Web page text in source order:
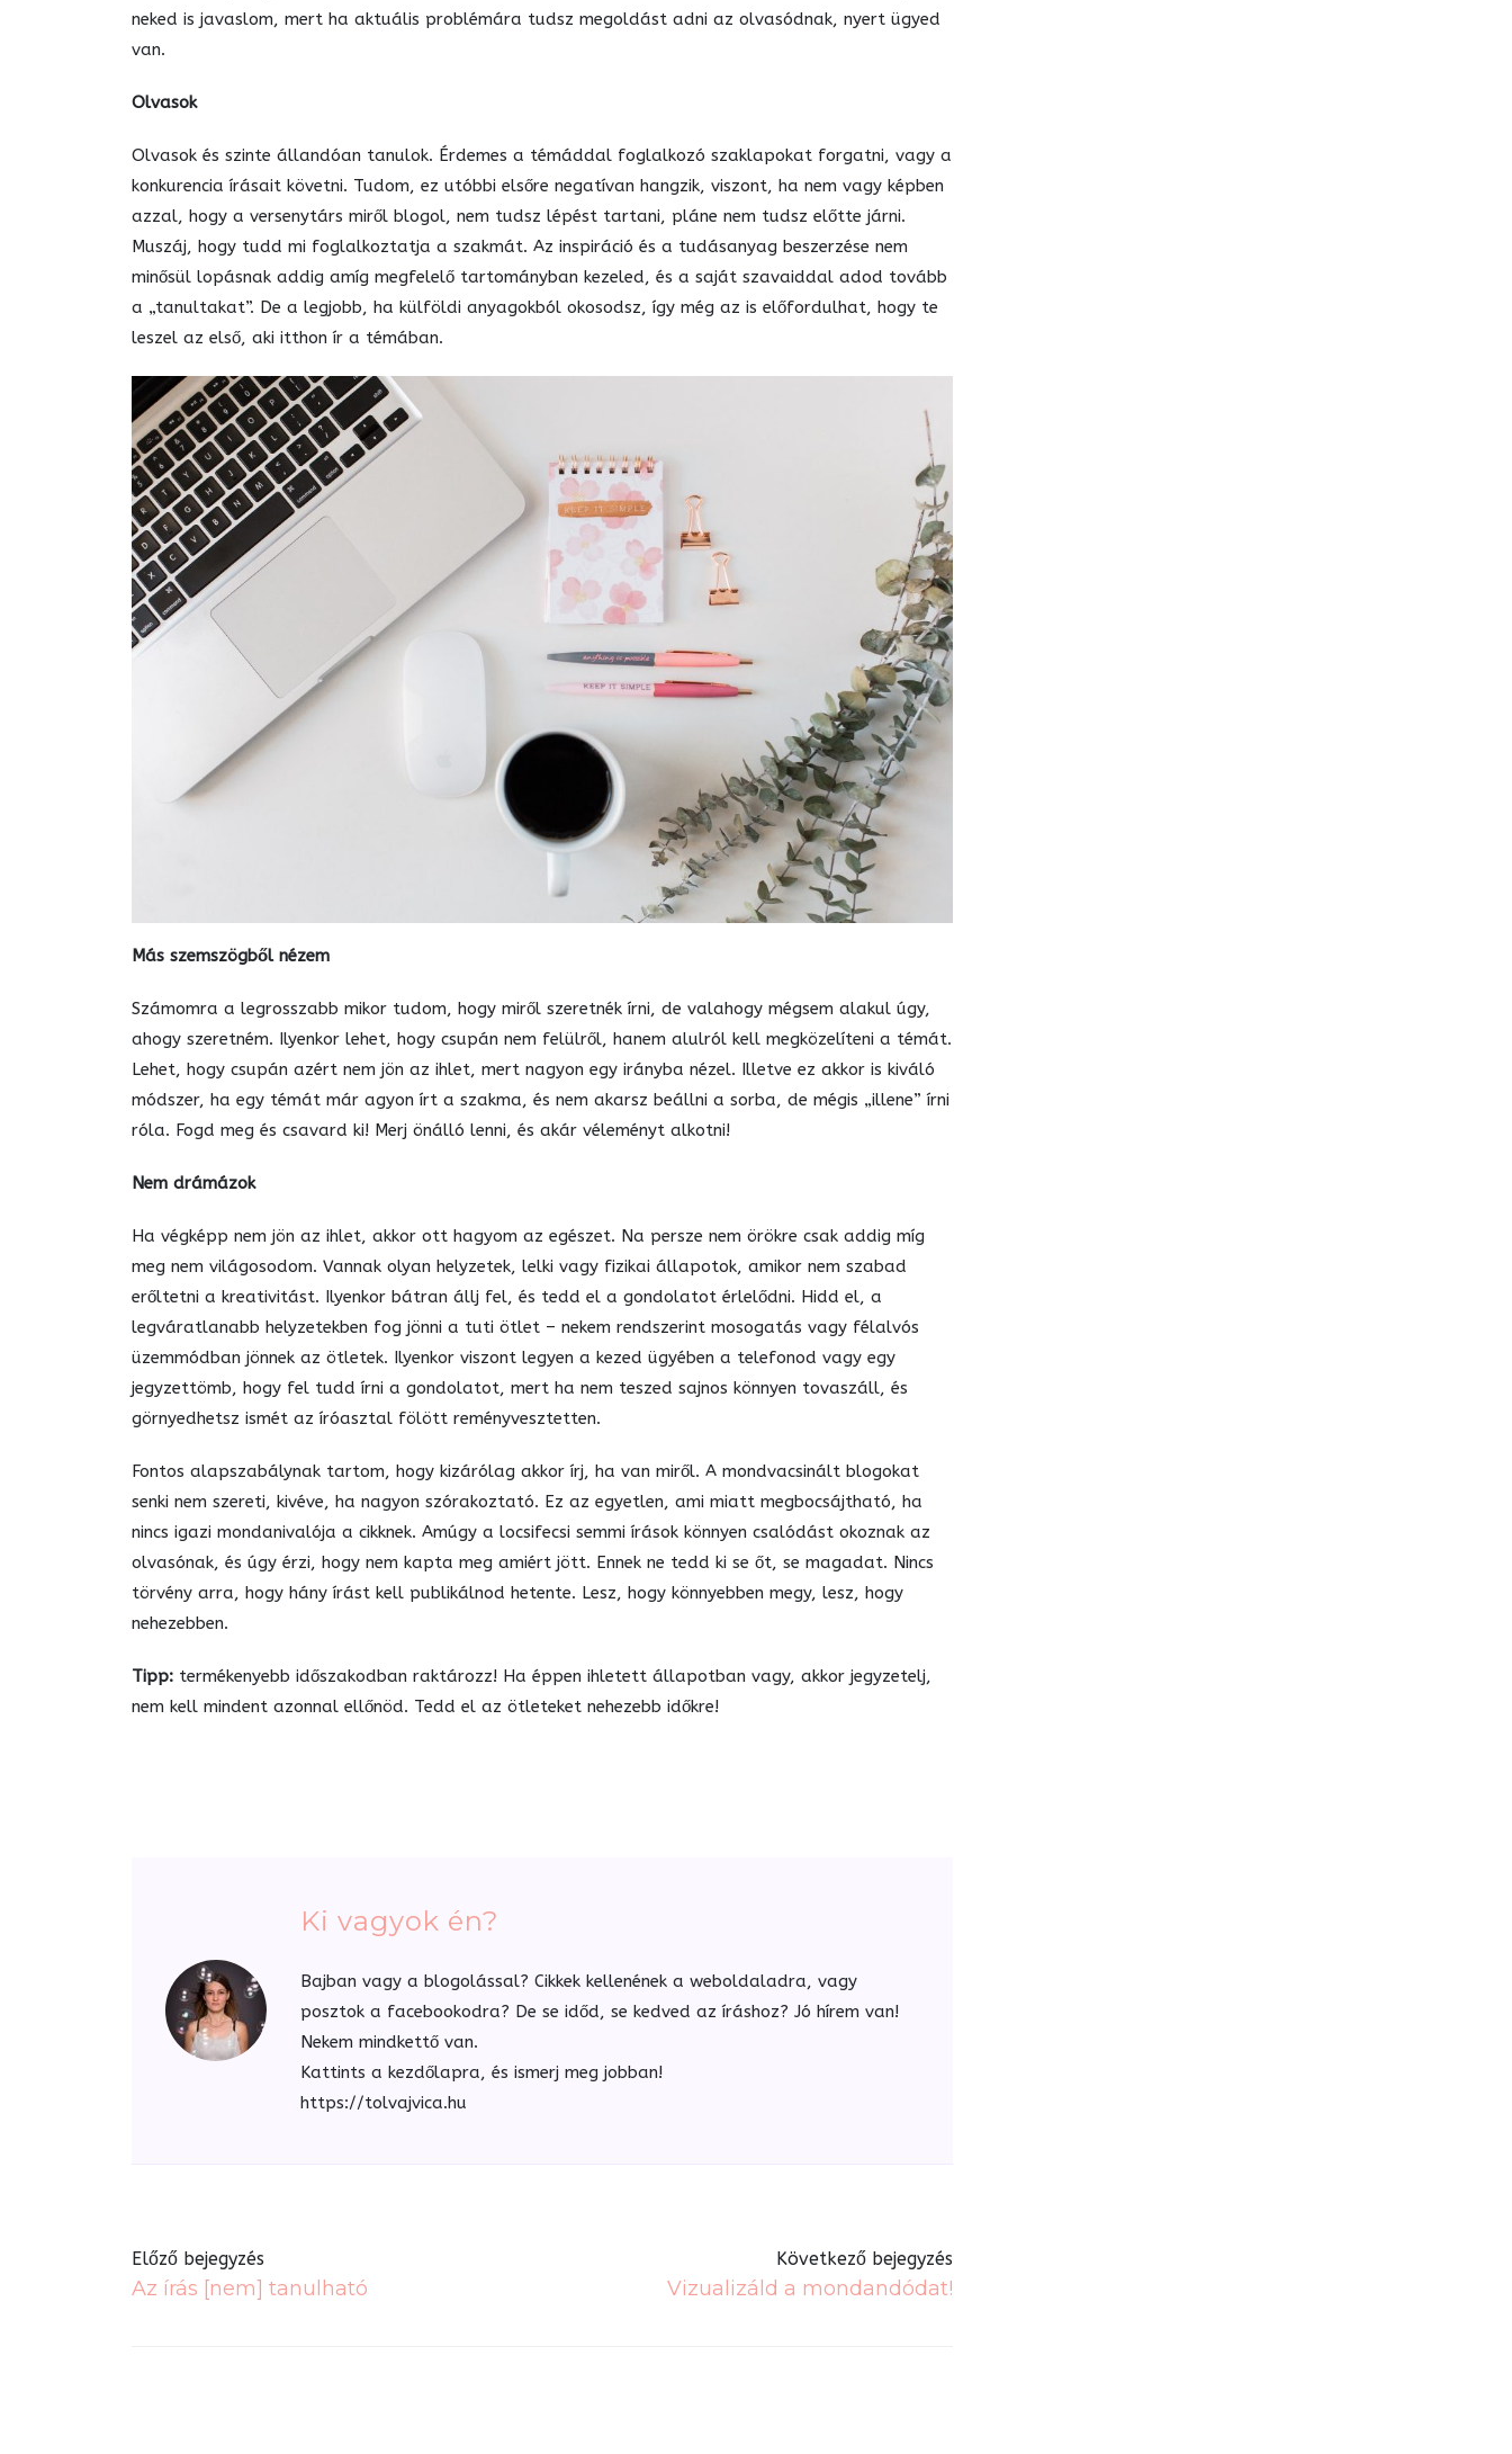
neked is javaslom, mert ha aktuális problémára tudsz megoldást adni az olvasódnak, nyert ügyed
van.
Olvasok
Olvasok és szinte állandóan tanulok. Érdemes a témáddal foglalkozó szaklapokat forgatni, vagy a
konkurencia írásait követni. Tudom, ez utóbbi elsőre negatívan hangzik, viszont, ha nem vagy képben
azzal, hogy a versenytárs miről blogol, nem tudsz lépést tartani, pláne nem tudsz előtte járni.
Muszáj, hogy tudd mi foglalkoztatja a szakmát. Az inspiráció és a tudásanyag beszerzése nem
minősül lopásnak addig amíg megfelelő tartományban kezeled, és a saját szavaiddal adod tovább
a „tanultakat”. De a legjobb, ha külföldi anyagokból okosodsz, így még az is előfordulhat, hogy te
leszel az első, aki itthon ír a témában.
Más szemszögből nézem
Számomra a legrosszabb mikor tudom, hogy miről szeretnék írni, de valahogy mégsem alakul úgy,
ahogy szeretném. Ilyenkor lehet, hogy csupán nem felülről, hanem alulról kell megközelíteni a témát.
Lehet, hogy csupán azért nem jön az ihlet, mert nagyon egy irányba nézel. Illetve ez akkor is kiváló
módszer, ha egy témát már agyon írt a szakma, és nem akarsz beállni a sorba, de mégis „illene” írni
róla. Fogd meg és csavard ki! Merj önálló lenni, és akár véleményt alkotni!
Nem drámázok
Ha végképp nem jön az ihlet, akkor ott hagyom az egészet. Na persze nem örökre csak addig míg
meg nem világosodom. Vannak olyan helyzetek, lelki vagy fizikai állapotok, amikor nem szabad
erőltetni a kreativitást. Ilyenkor bátran állj fel, és tedd el a gondolatot érlelődni. Hidd el, a
legváratlanabb helyzetekben fog jönni a tuti ötlet – nekem rendszerint mosogatás vagy félalvós
üzemmódban jönnek az ötletek. Ilyenkor viszont legyen a kezed ügyében a telefonod vagy egy
jegyzettömb, hogy fel tudd írni a gondolatot, mert ha nem teszed sajnos könnyen tovaszáll, és
görnyedhetsz ismét az íróasztal fölött reményvesztetten.
Fontos alapszabálynak tartom, hogy kizárólag akkor írj, ha van miről. A mondvacsinált blogokat
senki nem szereti, kivéve, ha nagyon szórakoztató. Ez az egyetlen, ami miatt megbocsájtható, ha
nincs igazi mondanivalója a cikknek. Amúgy a locsifecsi semmi írások könnyen csalódást okoznak az
olvasónak, és úgy érzi, hogy nem kapta meg amiért jött. Ennek ne tedd ki se őt, se magadat. Nincs
törvény arra, hogy hány írást kell publikálnod hetente. Lesz, hogy könnyebben megy, lesz, hogy
nehezebben.
Tipp: termékenyebb időszakodban raktározz! Ha éppen ihletett állapotban vagy, akkor jegyzetelj,
nem kell mindent azonnal ellőnöd. Tedd el az ötleteket nehezebb időkre!
Ki vagyok én?
Bajban vagy a blogolással? Cikkek kellenének a weboldaladra, vagy
posztok a facebookodra? De se időd, se kedved az íráshoz? Jó hírem van!
Nekem mindkettő van.
Kattints a kezdőlapra, és ismerj meg jobban!
https://tolvajvica.hu
Előző bejegyzés
Az írás [nem] tanulható
Következő bejegyzés
Vizualizáld a mondandódat!